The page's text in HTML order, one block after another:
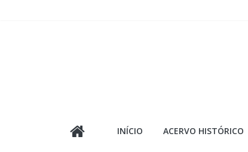
INÍCIO ACERVO HISTÓRICO